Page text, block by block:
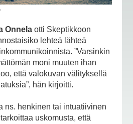
Onnela otti Skeptikkoon
lehteä lähteä
”Varsinkin
moni muuten ihan
että valokuvan välityksellä
hän kirjoitti.
ns. henkinen tai intuatiivinen
uskomusta, että